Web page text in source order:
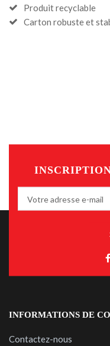
Produit recyclable
Carton robuste et
INFORMATIONS DE
Contactez-nous